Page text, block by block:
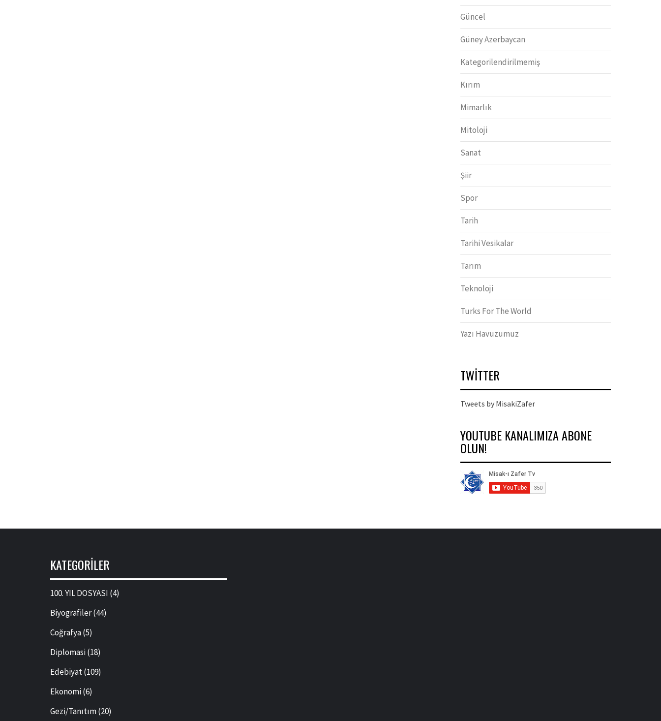
Güncel
Güney Azerbaycan
Kategorilendirilmemiş
Kırım
Mimarlık
Mitoloji
Sanat
Şiir
Spor
Tarih
Tarihi Vesikalar
Tarım
Teknoloji
Turks For The World
Yazı Havuzumuz
TWITTER
Tweets by MisakiZafer
YOUTUBE KANALIMIZA ABONE
OLUN!
KATEGORILER
100. YIL DOSYASI (4)
Biyografiler(44)
Coğrafya(5)
Diplomasi(18)
Edebiyat(109)
Ekonomi(6)
Gezi/Tanıtım(20)